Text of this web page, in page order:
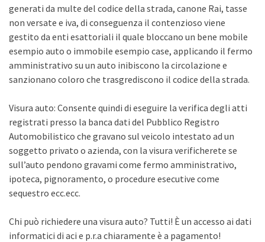
generati da multe del codice della strada, canone Rai, tasse
non versate e iva, di conseguenza il contenzioso viene
gestito da enti esattoriali il quale bloccano un bene mobile
esempio auto o immobile esempio case, applicando il fermo
amministrativo su un auto inibiscono la circolazione e
sanzionano coloro che trasgrediscono il codice della strada.
Visura auto: Consente quindi di eseguire la verifica degli atti
registrati presso la banca dati del Pubblico Registro
Automobilistico che gravano sul veicolo intestato ad un
soggetto privato o azienda, con la visura verificherete se
sull’auto pendono gravami come fermo amministrativo,
ipoteca, pignoramento, o procedure esecutive come
sequestro ecc.ecc.
Chi può richiedere una visura auto? Tutti! È un accesso ai dati
informatici di aci e p.r.a chiaramente è a pagamento!